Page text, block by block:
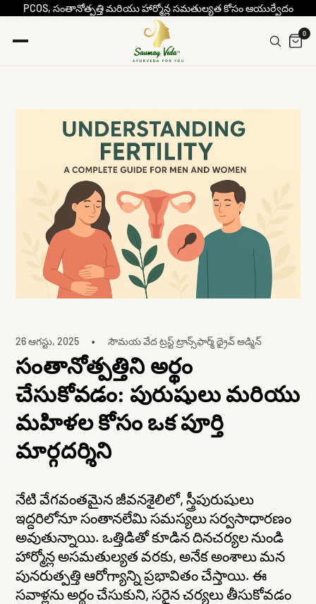
PCOS, సంతానోత్పత్తి మరియు హార్మోన్ల సమతుల్యత కోసం ఆయుర్వేదం
0
26 ఆగస్టు, 2025 సౌమయ వేద ట్రస్ట్ ట్రాన్స్‌ఫార్మ్ థ్రైవ్ అడ్మిన్
సంతానోత్పత్తిని అర్థం
చేసుకోవడం: పురుషులు మరియు
మహిళల కోసం ఒక పూర్తి
మార్గదర్శిని
నేటి వేగవంతమైన జీవనశైలిలో, స్త్రీపురుషులు
ఇద్దరిలోనూ సంతానలేమి సమస్యలు సర్వసాధారణం
అవుతున్నాయి. ఒత్తిడితో కూడిన దినచర్యల నుండి
హార్మోన్ల అసమతుల్యత వరకు, అనేక అంశాలు మన
పునరుత్పత్తి ఆరోగ్యాన్ని ప్రభావితం చేస్తాయి. ఈ
సవాళ్లను అర్థం చేసుకుని, సరైన చర్యలు తీసుకోవడం